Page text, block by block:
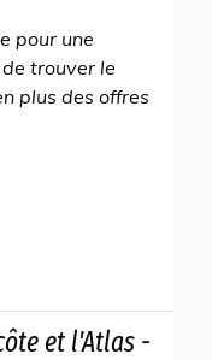
pour une
trouver le
plus des offres
et l'Atlas -